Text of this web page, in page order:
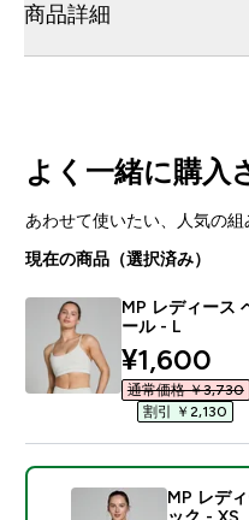
商品詳細
よく一緒に購入
あわせて使いたい、人気の組
現在の商品（選択済み）
MP レディース
ール - L
¥1,600‎
通常価格 ￥3,730‎
割引 ￥2,130‎
MP レデ
ック - XS